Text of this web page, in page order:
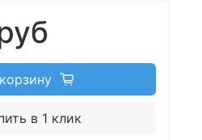
в 1 клик